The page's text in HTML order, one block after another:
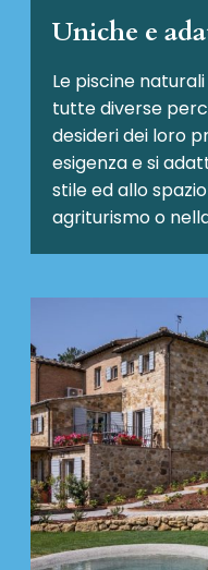
Uniche e
Le piscine
tutte diverse
desideri dei loro
esigenza e si
stile ed allo
agriturismo o